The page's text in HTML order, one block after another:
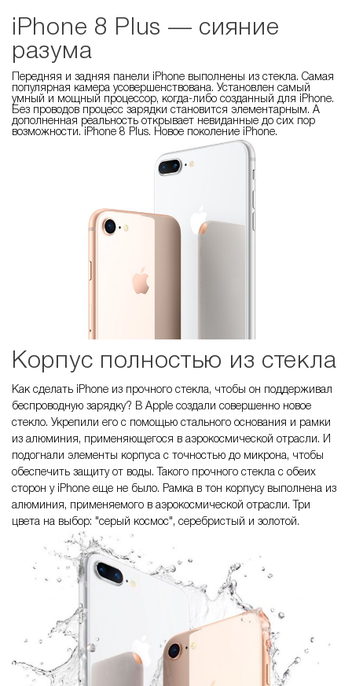
iPhone 8 Plus — сияние
разума
Передняя и задняя панели iPhone выполнены из стекла. Самая
популярная камера усовершенствована. Установлен самый
умный и мощный процессор, когда-либо созданный для iPhone.
Без проводов процесс зарядки становится элементарным. А
дополненная реальность открывает невиданные до сих пор
возможности. iPhone 8 Plus. Новое поколение iPhone.
Корпус полностью из стекла
Как сделать iPhone из прочного стекла, чтобы он поддерживал
беспроводную зарядку? В Apple создали совершенно новое
стекло. Укрепили его с помощью стального основания и рамки
из алюминия, применяющегося в аэрокосмической отрасли. И
подогнали элементы корпуса с точностью до микрона, чтобы
обеспечить защиту от воды. Такого прочного стекла с обеих
сторон у iPhone еще не было. Рамка в тон корпусу выполнена из
алюминия, применяемого в аэрокосмической отрасли. Три
цвета на выбор: "серый космос", серебристый и золотой.